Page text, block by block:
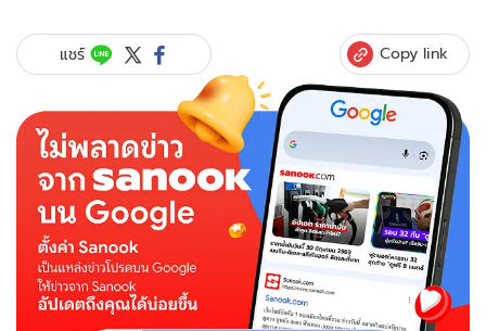
แชร์ Copy link